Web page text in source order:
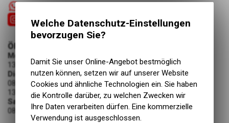
ÖFFNUNGSZEITEN
Montag
13:30 - 18:00 Uhr
Dienstag - Freitag
08:00 - 12:00 Uhr
13:30 - 18:00 Uhr
Samstag
08:00 - 12:00 Uhr
Welche Datenschutz-Einstellungen
bevorzugen Sie?
Damit Sie unser Online-Angebot bestmöglich
nutzen können, setzen wir auf unserer Website
Cookies und ähnliche Technologien ein. Sie haben
die Kontrolle darüber, zu welchen Zwecken wir
Ihre Daten verarbeiten dürfen. Eine kommerzielle
Verwendung ist ausgeschlossen.